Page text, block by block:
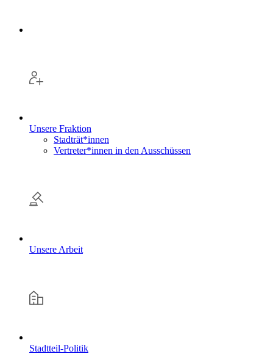
Unsere Fraktion
Stadträt*innen
Vertreter*innen in den Ausschüssen
Unsere Arbeit
Stadtteil-Politik